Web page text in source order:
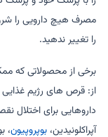
مصرف هیچ دارویی را
را تغییر ندهید.
برخی از محصولاتی که
از: قرص های رژیم غذایی
داروهایی برای اختلال
آپراکلونیدین، ​​بوپروپیون،